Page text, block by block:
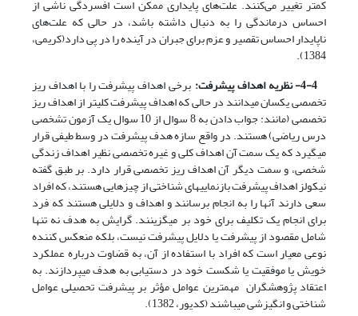
کمتر تغییر می‌کنند. علت‌های پایداری ممکن است افسردگی ناشی از
احساس درماندگی را به دنبال داشته باشد، در حالی که علت‌های
ناپایدار احساس تقصیر و عزم برای جبران در آینده را در پی دارد(کریمی،
1384).
برخی اهداف پیشرفت را با اهداف ریز
تخصصی یکسان می­دانند در حالی که اهداف پیشرفت کلی­تر از اهداف ریز
تخصصی (مانند: جواب دادن به 8 سوال از 10 سوال یک آزمون تشخصی
درس ریاضی) هستند. در واقع سازه هدف پیشرفت در وسط طیفی قرار
می­گیرد که یک سمت آن اهداف کلی و غیره تخصصی نظیر اهداف زندگی
شخصی، و سمت دیگر آن اهداف ریز تخصصی قرار دارد. بر طبق گفته
نیکولز اهداف پیشرفت بازنمایی­های شناختی از چیزهایی هستند، که افراد
سعی دارند آن­ها را به انجام برسانند و اهداف و دلایلی هستند که فرد
برای انجام یک تکلیف برای خود بر می­گزینند. گرایش به هدف نه تنها
شامل مقصود از پیشرفت یا دلایل پیشرفت نیست، بلکه منعکس کننده
نوعی معیار است که افراد با استفاده از آن، به قضاوت درباره عملکرد
خویش یا موفقیت یا شکست خود در دست­یابی به هدف می­پردازند. به
اعتقاد پژوهشگران مهمترین عوامل مؤثر بر پیشرفت تحصیلی عوامل
شناختی و انگیزشی می­باشند (کدیور، 1382).